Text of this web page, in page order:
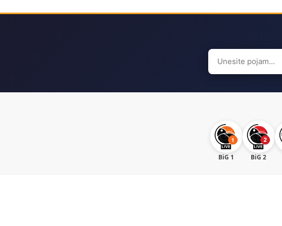
Search
for:
BiG 1 BiG 2